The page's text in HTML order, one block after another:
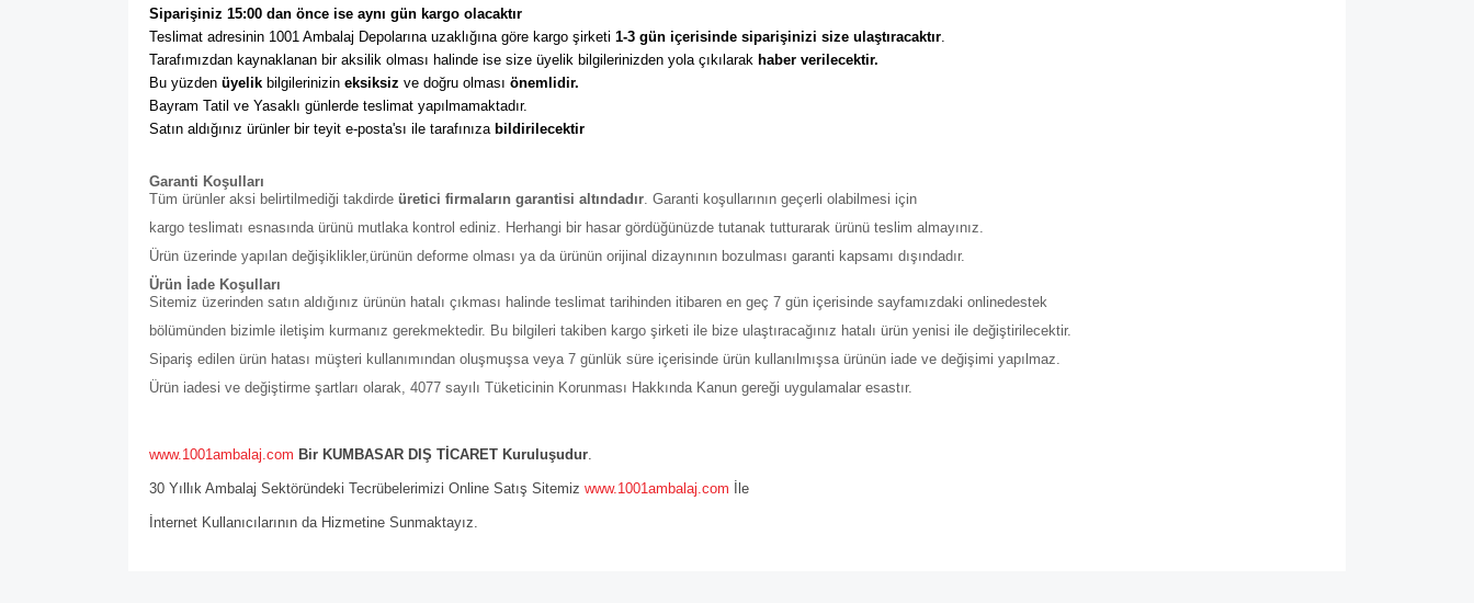
Siparişiniz 15:00 dan önce ise aynı gün kargo olacaktır
Teslimat adresinin 1001 Ambalaj Depolarına uzaklığına göre kargo şirketi 1-3 gün içerisinde siparişinizi size ulaştıracaktır.
Tarafımızdan kaynaklanan bir aksilik olması halinde ise size üyelik bilgilerinizden yola çıkılarak haber verilecektir.
Bu yüzden üyelik bilgilerinizin eksiksiz ve doğru olması önemlidir.
Bayram Tatil ve Yasaklı günlerde teslimat yapılmamaktadır.
Satın aldığınız ürünler bir teyit e-posta'sı ile tarafınıza bildirilecektir
Garanti Koşulları
Tüm ürünler aksi belirtilmediği takdirde üretici firmaların garantisi altındadır. Garanti koşullarının geçerli olabilmesi için
kargo teslimatı esnasında ürünü mutlaka kontrol ediniz. Herhangi bir hasar gördüğünüzde tutanak tutturarak ürünü teslim almayınız.
Ürün üzerinde yapılan değişiklikler,ürünün deforme olması ya da ürünün orijinal dizaynının bozulması garanti kapsamı dışındadır.
Ürün İade Koşulları
Sitemiz üzerinden satın aldığınız ürünün hatalı çıkması halinde teslimat tarihinden itibaren en geç 7 gün içerisinde sayfamızdaki onlinedestek
bölümünden bizimle iletişim kurmanız gerekmektedir. Bu bilgileri takiben kargo şirketi ile bize ulaştıracağınız hatalı ürün yenisi ile değiştirilecektir.
Sipariş edilen ürün hatası müşteri kullanımından oluşmuşsa veya 7 günlük süre içerisinde ürün kullanılmışsa ürünün iade ve değişimi yapılmaz.
Ürün iadesi ve değiştirme şartları olarak, 4077 sayılı Tüketicinin Korunması Hakkında Kanun gereği uygulamalar esastır.
www.1001ambalaj.com Bir KUMBASAR DIŞ TİCARET Kuruluşudur.
30 Yıllık Ambalaj Sektöründeki Tecrübelerimizi Online Satış Sitemiz www.1001ambalaj.com İle
İnternet Kullanıcılarının da Hizmetine Sunmaktayız.